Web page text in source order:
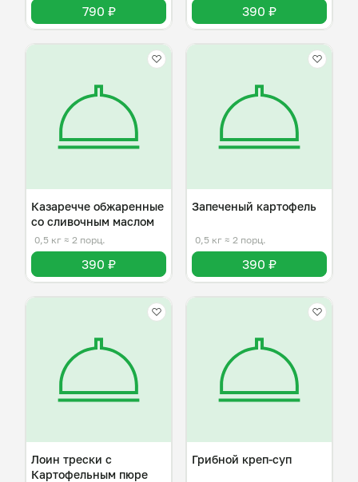
790 ₽ 390 ₽
Казаречче обжаренные
со сливочным маслом
0,5 кг ≈ 2 порц.
390 ₽
Запеченый картофель
0,5 кг ≈ 2 порц.
390 ₽
Лоин трески с
Картофельным пюре
Грибной креп-суп